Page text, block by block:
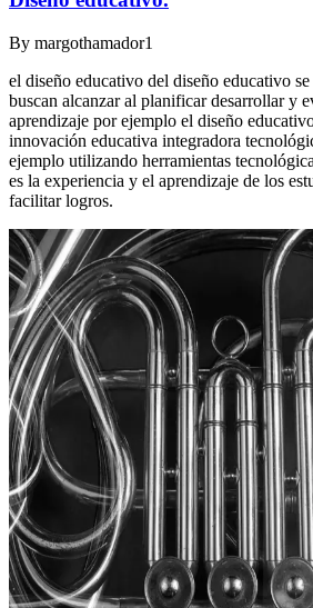
By margothamador1
el diseño educativo del diseño educativo
buscan alcanzar al planificar desarrollar y
aprendizaje por ejemplo el diseño
innovación educativa integradora
ejemplo utilizando herramientas
es la experiencia y el aprendizaje de los
facilitar logros.